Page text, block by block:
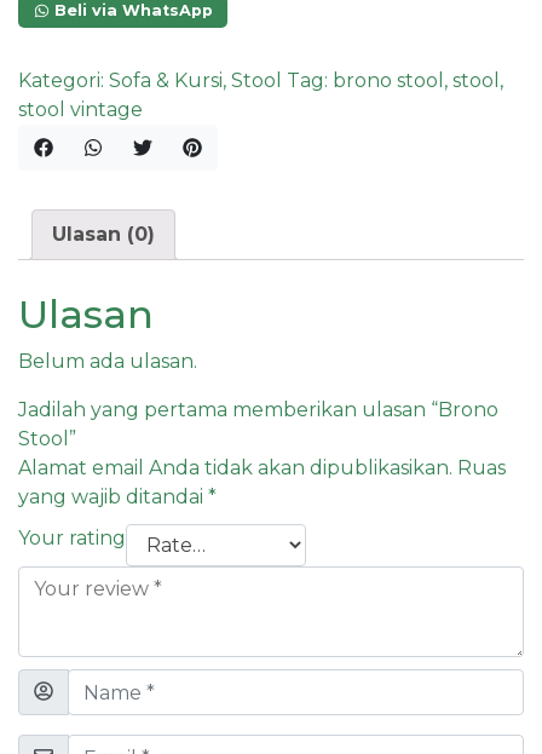
Beli via WhatsApp
Kategori: Sofa & Kursi, Stool Tag: brono stool , stool ,
stool vintage
Ulasan (0)
Ulasan
Belum ada ulasan.
Jadilah yang pertama memberikan ulasan “Brono
Stool”
Alamat email Anda tidak akan dipublikasikan. Ruas
yang wajib ditandai *
Your rating